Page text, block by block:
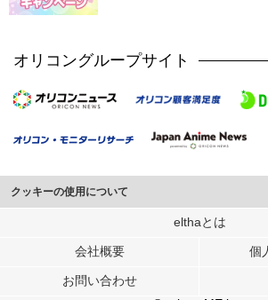
オリコングループサイト
クッキーの使用について
このサイトでは Cookie を使用して、ユーザーに合わ
行っています。
メディアや広告配信、データ解析の各パートナーに提
各パートナーは、この情報とユーザーが各パートナ
elthaとは
会社概要 個
お問い合わせ